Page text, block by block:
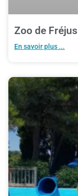
Zoo de Fréjus
En savoir plus ...